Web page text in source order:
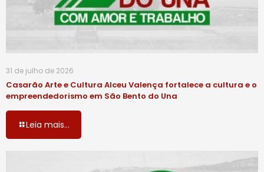
31 de julho de 2026
Casarão Arte e Cultura Alceu Valença fortalece a cultura e o
empreendedorismo em São Bento do Una
Leia mais...